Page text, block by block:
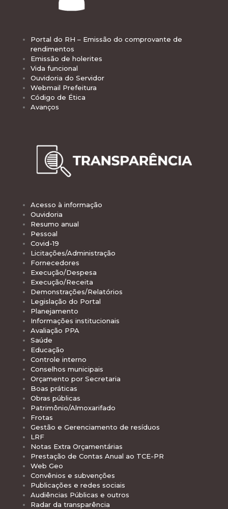
Portal do RH – Emissão do comprovante de
rendimentos
Emissão de holerites
Vida funcional
Ouvidoria do Servidor
Webmail Prefeitura
Código de Ética
Avanços
Acesso à informação
Ouvidoria
Resumo anual
Pessoal
Covid-19
Licitações/Administração
Fornecedores
Execução/Despesa
Execução/Receita
Demonstrações/Relatórios
Legislação do Portal
Planejamento
Informações institucionais
Avaliação PPA
Saúde
Educação
Controle interno
Conselhos municipais
Orçamento por Secretaria
Boas práticas
Obras públicas
Patrimônio/Almoxarifado
Frotas
Gestão e Gerenciamento de resíduos
LRF
Notas Extra Orçamentárias
Prestação de Contas Anual ao TCE-PR
Web Geo
Convênios e subvenções
Publicações e redes sociais
Audiências Públicas e outros
Radar da transparência